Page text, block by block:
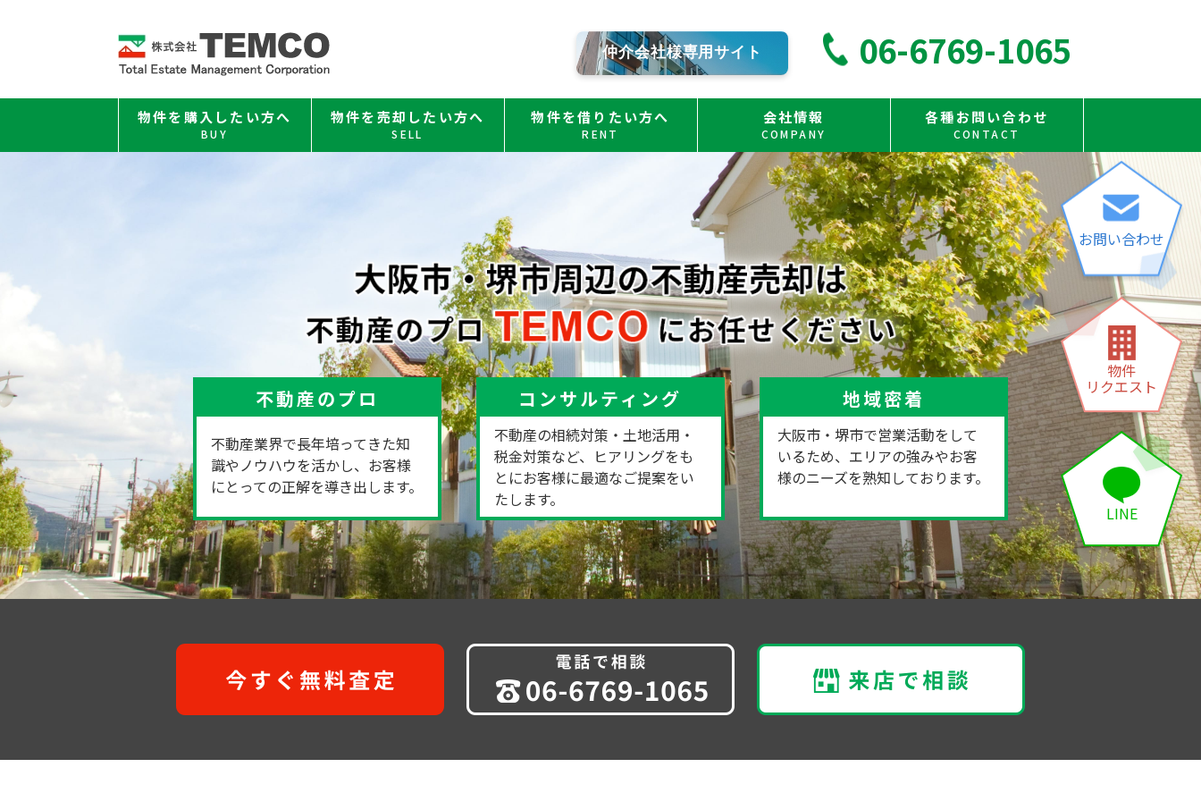
仲介会社様専用サイト 06-6769-1065
物件を購入したい方へ
BUY
物件を売却したい方へ
SELL
物件を借りたい方へ
RENT
会社情報
COMPANY
各種お問い合わせ
CONTACT
不動産のプロ
不動産業界で長年培ってきた知
識やノウハウを活かし、お客様
にとっての正解を導き出します。
コンサルティング
不動産の相続対策・土地活用・
税金対策など、ヒアリングをも
とにお客様に最適なご提案をい
たします。
地域密着
大阪市・堺市で営業活動をして
いるため、エリアの強みやお客
様のニーズを熟知しております。
お問い合わせ
物件
リクエスト
LINE